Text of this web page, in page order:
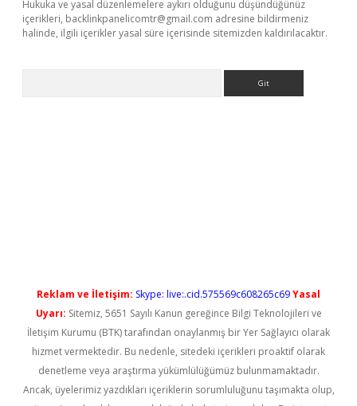
Hukuka ve yasal düzenlemelere aykırı olduğunu düşündüğünüz
içerikleri, backlinkpanelicomtr@gmail.com adresine bildirmeniz
halinde, ilgili içerikler yasal süre içerisinde sitemizden kaldırılacaktır.
Reklam ve İletişim: Skype: live:.cid.575569c608265c69Yasal
Uyarı: Sitemiz, 5651 Sayılı Kanun gereğince Bilgi Teknolojileri ve
İletişim Kurumu (BTK) tarafından onaylanmış bir Yer Sağlayıcı olarak
hizmet vermektedir. Bu nedenle, sitedeki içerikleri proaktif olarak
denetleme veya araştırma yükümlülüğümüz bulunmamaktadır.
Ancak, üyelerimiz yazdıkları içeriklerin sorumluluğunu taşımakta olup,